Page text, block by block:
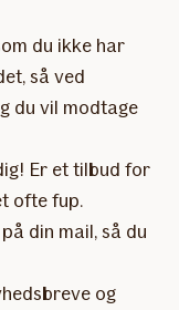
du ikke har
så ved
du vil modtage
Er et tilbud for
ofte fup.
din mail, så du
og